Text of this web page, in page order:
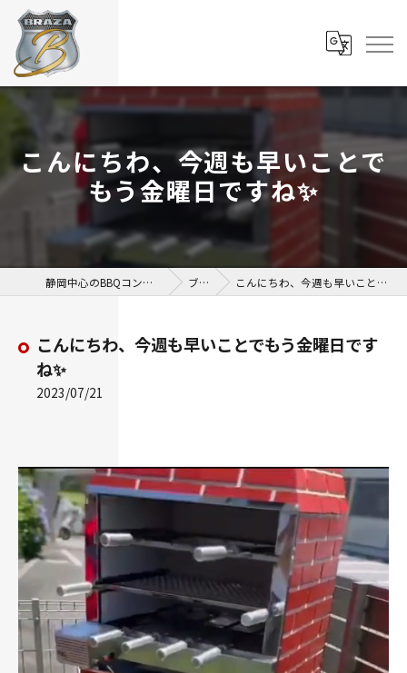
こんにちわ、今週も早いことで
もう金曜日ですね✨
静岡中心のBBQコンロならBBQ BRAZA ブログ こんにちわ、今週も早いことでもう金曜日ですね✨
こんにちわ、今週も早いことでもう金曜日です
ね✨
2023/07/21